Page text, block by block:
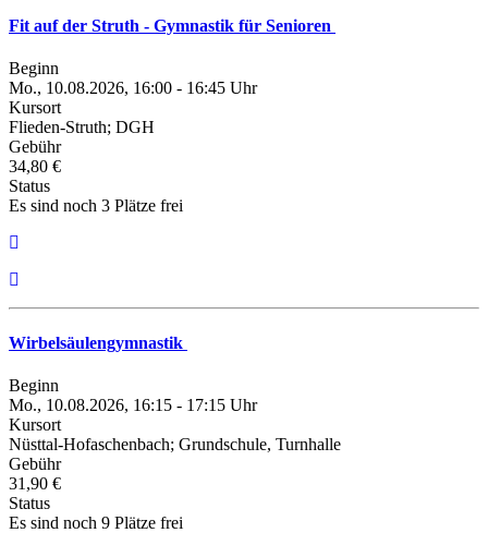
Fit auf der Struth - Gymnastik für Senioren
Beginn
Mo., 10.08.2026, 16:00 - 16:45 Uhr
Kursort
Flieden-Struth; DGH
Gebühr
34,80 €
Status
Es sind noch 3 Plätze frei
Wirbelsäulengymnastik
Beginn
Mo., 10.08.2026, 16:15 - 17:15 Uhr
Kursort
Nüsttal-Hofaschenbach; Grundschule, Turnhalle
Gebühr
31,90 €
Status
Es sind noch 9 Plätze frei